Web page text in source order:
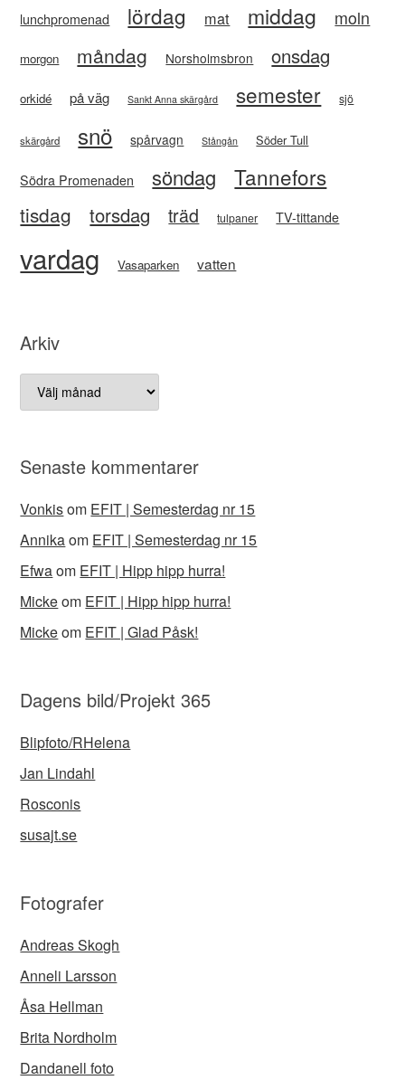
lunchpromenad lördag mat middag moln
morgon måndag Norsholmsbron onsdag
orkidé på väg Sankt Anna skärgård semester sjö
skärgård snö spårvagn Stångån Söder Tull
Södra Promenaden söndag Tannefors
tisdag torsdag träd tulpaner TV-tittande
vardag Vasaparken vatten
Arkiv
Arkiv
Senaste kommentarer
Vonkisom EFIT | Semesterdag nr 15
Annikaom EFIT | Semesterdag nr 15
Efwaom EFIT | Hipp hipp hurra!
Mickeom EFIT | Hipp hipp hurra!
Mickeom EFIT | Glad Påsk!
Dagens bild/Projekt 365
Blipfoto/RHelena
Jan Lindahl
Rosconis
susajt.se
Fotografer
Andreas Skogh
Anneli Larsson
Åsa Hellman
Brita Nordholm
Dandanell foto